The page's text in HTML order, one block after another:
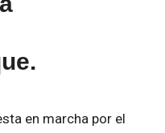
en marcha por el